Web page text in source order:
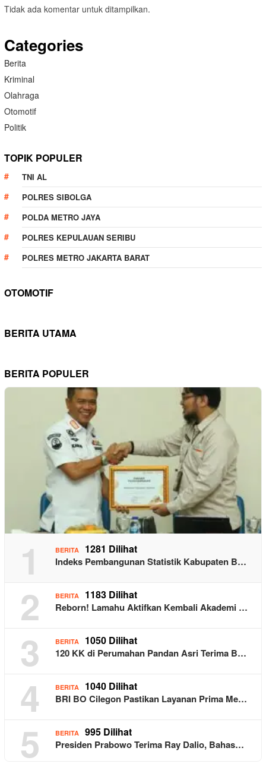
Tidak ada komentar untuk ditampilkan.
Categories
Berita
Kriminal
Olahraga
Otomotif
Politik
TOPIK POPULER
TNI AL
POLRES SIBOLGA
POLDA METRO JAYA
POLRES KEPULAUAN SERIBU
POLRES METRO JAKARTA BARAT
OTOMOTIF
BERITA UTAMA
BERITA POPULER
1 BERITA 1281 Dilihat
Indeks Pembangunan Statistik Kabupaten B…
2 BERITA 1183 Dilihat
Reborn! Lamahu Aktifkan Kembali Akademi …
3 BERITA 1050 Dilihat
120 KK di Perumahan Pandan Asri Terima B…
4 BERITA 1040 Dilihat
BRI BO Cilegon Pastikan Layanan Prima Me…
5 BERITA 995 Dilihat
Presiden Prabowo Terima Ray Dalio, Bahas…